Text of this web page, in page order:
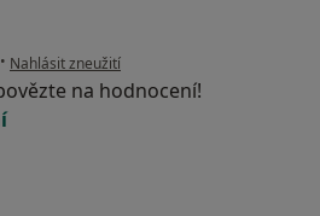
• podle názoru uživatele Váš účet byl odstraněn
Nahlásit zneužití
na hodnocení!